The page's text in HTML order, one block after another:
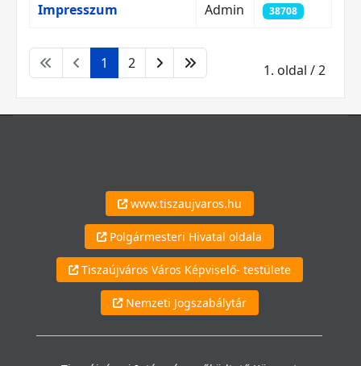
Impresszum Admin 38708
1. oldal / 2
1 2
www.tiszaujvaros.hu
Polgármesteri Hivatal oldala
Tiszaújváros Város Képviselő- testülete
Nemzeti Jogszabálytár